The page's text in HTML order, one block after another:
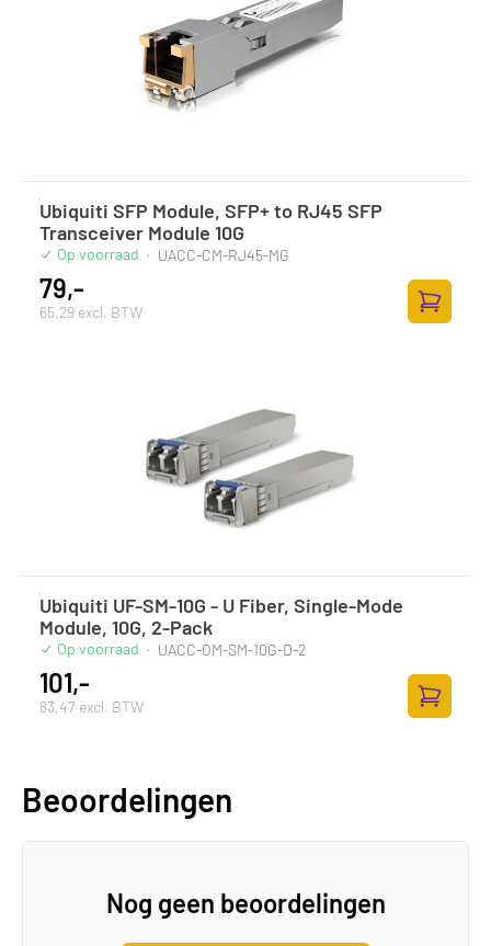
Ubiquiti SFP Module, SFP+ to RJ45 SFP
Transceiver Module 10G
Op voorraad · UACC-CM-RJ45-MG
79,-
65,29 excl. BTW
Ubiquiti UF-SM-10G - U Fiber, Single-Mode
Module, 10G, 2-Pack
Op voorraad · UACC-OM-SM-10G-D-2
101,-
83,47 excl. BTW
Beoordelingen
Nog geen beoordelingen